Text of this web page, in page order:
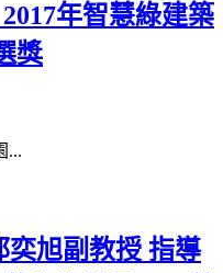
年智慧綠建築
獎
...
奕旭副教授 指導